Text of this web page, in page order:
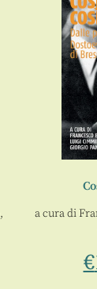
,
a cura di
€